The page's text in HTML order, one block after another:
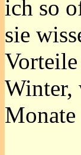
ich so
sie
Winter,